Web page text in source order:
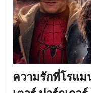
ความรักที่โรแม